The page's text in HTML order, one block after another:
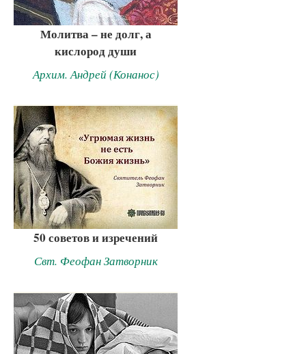
Молитва – не долг, а
кислород души
Архим. Андрей (Конанос)
50 советов и изречений
Свт. Феофан Затворник